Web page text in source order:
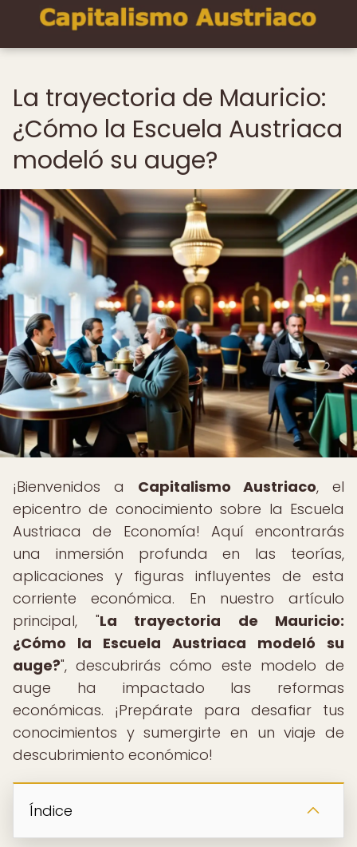
La trayectoria de Mauricio:
¿Cómo la Escuela Austriaca
modeló su auge?
¡Bienvenidos a Capitalismo Austriaco, el
epicentro de conocimiento sobre la Escuela
Austriaca de Economía! Aquí encontrarás
una inmersión profunda en las teorías,
aplicaciones y figuras influyentes de esta
corriente económica. En nuestro artículo
principal, "La trayectoria de Mauricio:
¿Cómo la Escuela Austriaca modeló su
auge?", descubrirás cómo este modelo de
auge ha impactado las reformas
económicas. ¡Prepárate para desafiar tus
conocimientos y sumergirte en un viaje de
descubrimiento económico!
Índice